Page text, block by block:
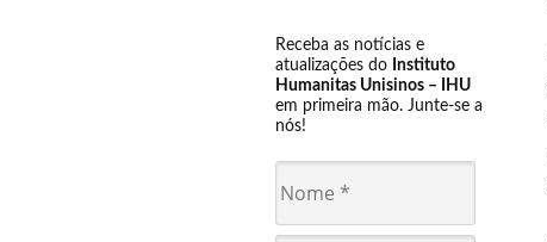
Receba as notícias e
atualizações do Instituto
Humanitas Unisinos – IHU
em primeira mão. Junte-se a
nós!